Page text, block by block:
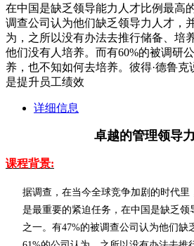
在中国是缺乏领导能力人才比例最高
调查公司认为他们缺乏领导力人才，
为，之所以没有办法去推行储备、培
他们没有人培养。而有60%的被调研
养，也不知如何去培养。彼得·德鲁
是提升员工绩效
详细信息
卓越的管理领导
课程背景:
据调查，在当今全球竞争加剧的时代
是最重要的紧迫任务，在中国是缺乏领
之一。有47%的被调查公司认为他们缺